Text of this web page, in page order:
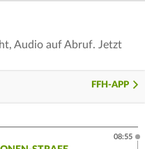
Audio auf Abruf. Jetzt
FFH-APP
08:55